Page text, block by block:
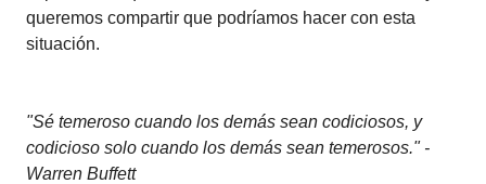
queremos compartir que podríamos hacer con esta
situación.
"Sé temeroso cuando los demás sean codiciosos, y
codicioso solo cuando los demás sean temerosos." -
Warren Buffett